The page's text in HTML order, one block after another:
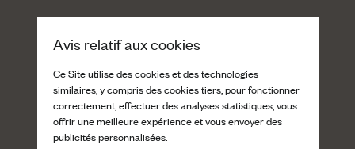
Avis relatif aux cookies
Ce Site utilise des cookies et des technologies
similaires, y compris des cookies tiers, pour fonctionner
correctement, effectuer des analyses statistiques, vous
offrir une meilleure expérience et vous envoyer des
publicités personnalisées.